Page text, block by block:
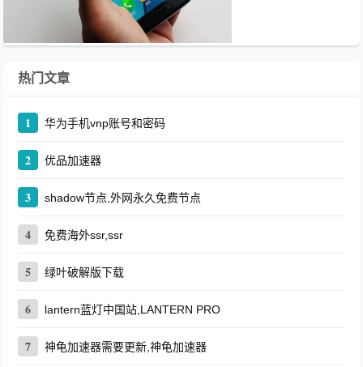
热门文章
1 华为手机vnp账号和密码
2 优品加速器
3 shadow节点,外网永久免费节点
4 免费海外ssr,ssr
5 绿叶破解版下载
6 lantern蓝灯中国站,LANTERN PRO
7 神龟加速器需要更新,神龟加速器